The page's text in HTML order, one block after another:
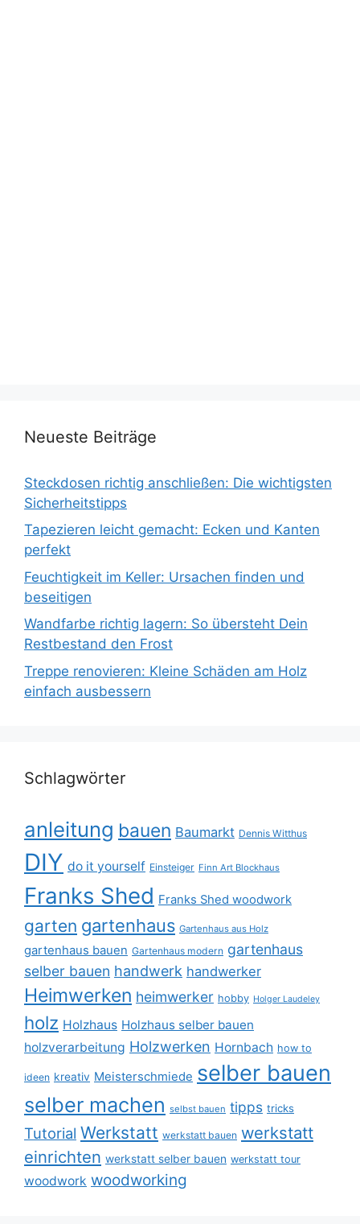
Neueste Beiträge
Steckdosen richtig anschließen: Die wichtigsten
Sicherheitstipps
Tapezieren leicht gemacht: Ecken und Kanten
perfekt
Feuchtigkeit im Keller: Ursachen finden und
beseitigen
Wandfarbe richtig lagern: So übersteht Dein
Restbestand den Frost
Treppe renovieren: Kleine Schäden am Holz
einfach ausbessern
Schlagwörter
anleitung bauen Baumarkt Dennis Witthus
DIY do it yourself Einsteiger Finn Art Blockhaus
Franks Shed Franks Shed woodwork
garten gartenhaus Gartenhaus aus Holz
gartenhaus bauen Gartenhaus modern gartenhaus
selber bauen handwerk handwerker
Heimwerken heimwerker hobby Holger Laudeley
holz Holzhaus Holzhaus selber bauen
holzverarbeitung Holzwerken Hornbach how to
ideen kreativ Meisterschmiede selber bauen
selber machen selbst bauen tipps tricks
Tutorial Werkstatt werkstatt bauen werkstatt
einrichten werkstatt selber bauen werkstatt tour
woodwork woodworking